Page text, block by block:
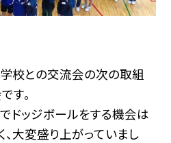
校との交流会の次の取組
す。
ドッジボールをする機会は
大変盛り上がっていまし